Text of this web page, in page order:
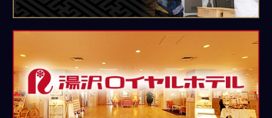
湯
ロ
イ
ヤ
ル
ホ